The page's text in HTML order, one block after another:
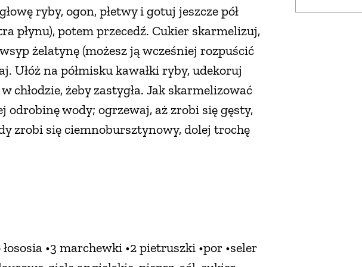
ryby, ogon, płetwy i gotuj jeszcze pół
płynu), potem przecedź. Cukier skarmelizuj,
żelatynę (możesz ją wcześniej rozpuścić
Ułóż na półmisku kawałki ryby, udekoruj
żeby zastygła. Jak skarmelizować
odrobinę wody; ogrzewaj, aż zrobi się gęsty,
zrobi się ciemnobursztynowy, dolej trochę
•3 marchewki •2 pietruszki •por •seler